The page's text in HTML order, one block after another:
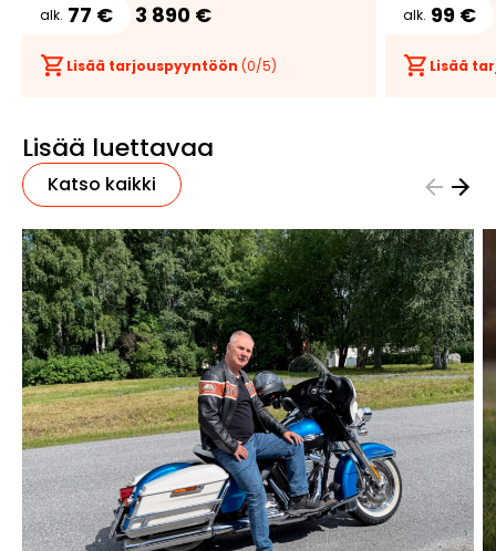
alk. 77 € 3 890 €
Lisää tarjouspyyntöön (0/5)
alk. 99 €
Lisää
Lisää luettavaa
Katso kaikki